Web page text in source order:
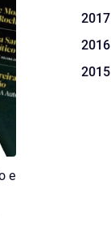
e
2017
2016
2015